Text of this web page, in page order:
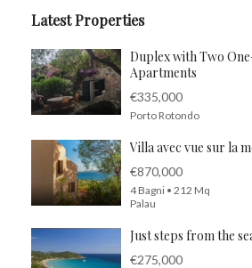
Latest Properties
Duplex with Two
Apartments
€335,000
Porto Rotondo
Villa avec vue sur la
€870,000
4 Bagni • 212 Mq
Palau
Just steps from the
€275,000